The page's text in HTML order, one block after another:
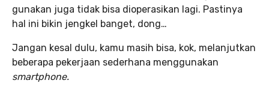
gunakan juga tidak bisa dioperasikan lagi. Pastinya
hal ini bikin jengkel banget, dong…
Jangan kesal dulu, kamu masih bisa, kok, melanjutkan
beberapa pekerjaan sederhana menggunakan
smartphone.